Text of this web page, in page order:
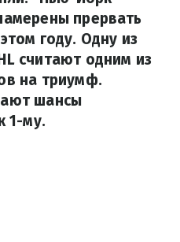
прервать
году. Одну из
считают одним из
на триумф.
шансы
1-му.